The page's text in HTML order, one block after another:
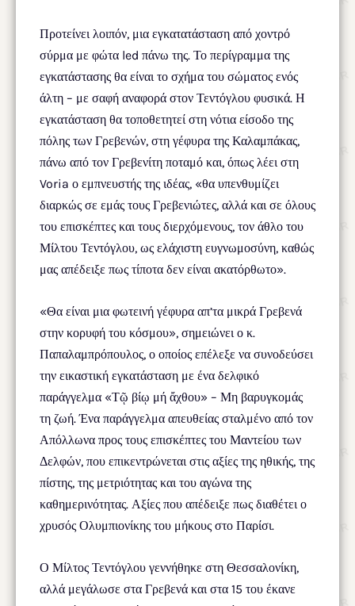
Προτείνει λοιπόν, μια εγκατατάσταση από χοντρό
σύρμα με φώτα led πάνω της. Το περίγραμμα της
εγκατάστασης θα είναι το σχήμα του σώματος ενός
άλτη – με σαφή αναφορά στον Τεντόγλου φυσικά. Η
εγκατάσταση θα τοποθετητεί στη νότια είσοδο της
πόλης των Γρεβενών, στη γέφυρα της Καλαμπάκας,
πάνω από τον Γρεβενίτη ποταμό και, όπως λέει στη
Voria ο εμπνευστής της ιδέας, «θα υπενθυμίζει
διαρκώς σε εμάς τους Γρεβενιώτες, αλλά και σε όλους
του επισκέπτες και τους διερχόμενους, τον άθλο του
Μίλτου Τεντόγλου, ως ελάχιστη ευγνωμοσύνη, καθώς
μας απέδειξε πως τίποτα δεν είναι ακατόρθωτο».
«Θα είναι μια φωτεινή γέφυρα απ’τα μικρά Γρεβενά
στην κορυφή του κόσμου», σημειώνει ο κ.
Παπαλαμπρόπουλος, ο οποίος επέλεξε να συνοδεύσει
την εικαστική εγκατάσταση με ένα δελφικό
παράγγελμα «Τῷ βίῳ μή ἄχθου» – Μη βαρυγκομάς
τη ζωή. Ένα παράγγελμα απευθείας σταλμένο από τον
Απόλλωνα προς τους επισκέπτες του Μαντείου των
Δελφών, που επικεντρώνεται στις αξίες της ηθικής, της
πίστης, της μετριότητας και του αγώνα της
καθημερινότητας. Αξίες που απέδειξε πως διαθέτει ο
χρυσός Ολυμπιονίκης του μήκους στο Παρίσι.
Ο Μίλτος Τεντόγλου γεννήθηκε στη Θεσσαλονίκη,
αλλά μεγάλωσε στα Γρεβενά και στα 15 του έκανε